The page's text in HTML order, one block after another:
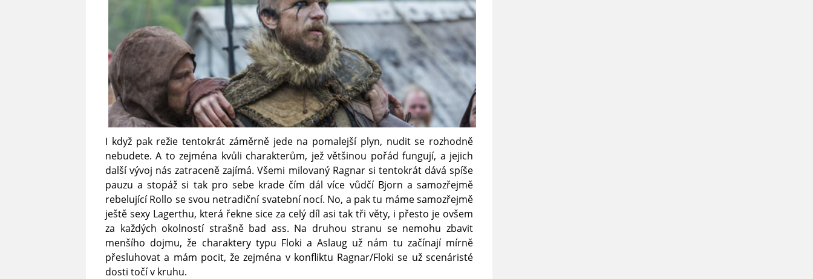
I když pak režie tentokrát záměrně jede na pomalejší plyn, nudit se rozhodně
nebudete. A to zejména kvůli charakterům, jež většinou pořád fungují, a jejich
další vývoj nás zatraceně zajímá. Všemi milovaný Ragnar si tentokrát dává spíše
pauzu a stopáž si tak pro sebe krade čím dál více vůdčí Bjorn a samozřejmě
rebelující Rollo se svou netradiční svatební nocí. No, a pak tu máme samozřejmě
ještě sexy Lagerthu, která řekne sice za celý díl asi tak tři věty, i přesto je ovšem
za každých okolností strašně bad ass. Na druhou stranu se nemohu zbavit
menšího dojmu, že charaktery typu Floki a Aslaug už nám tu začínají mírně
přesluhovat a mám pocit, že zejména v konfliktu Ragnar/Floki se už scenáristé
dosti točí v kruhu.